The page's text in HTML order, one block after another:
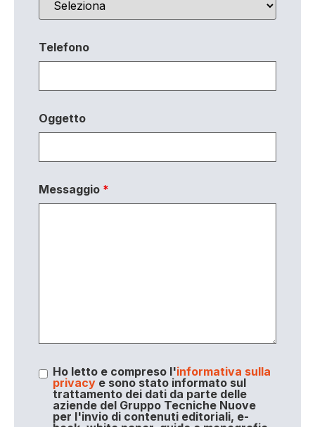
Telefono
Oggetto
Messaggio *
Ho letto e compreso l'informativa sulla
privacye sono stato informato sul
trattamento dei dati da parte delle
aziende del Gruppo Tecniche Nuove
per l'invio di contenuti editoriali, e-